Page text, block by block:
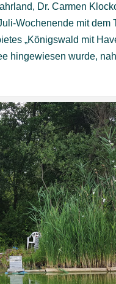
Dr. Carmen
Wochenende mit dem
„Königswald mit
hingewiesen wurde,